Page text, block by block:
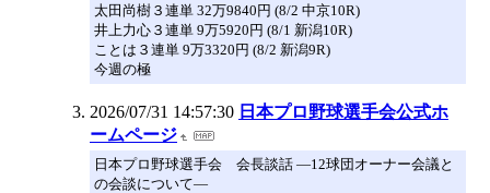
太田尚樹３連単 32万9840円 (8/2 中京10R)
井上力心３連単 9万5920円 (8/1 新潟10R)
ことは３連単 9万3320円 (8/2 新潟9R)
今週の極
2026/07/31 14:57:30 日本プロ野球選手会公式ホ
ームページ
日本プロ野球選手会 会長談話 ―12球団オーナー会議と
の会談について―